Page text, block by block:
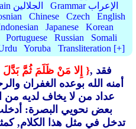
AlJalalain الجلالين
Grammar الإعراب
Chinese Czech
English
Japanese
Korean
Portuguese Russian
Somali
Yoruba Transliteration [+]
{ إِلا مَنْ ظَلَمَ ثُمَّ بَدَّلَ حُسْنًا بَعْدَ سُوءٍ }, فقد
أمنه الله بوعده الغفران
عداد من لا يخاف لديه من
بعض نحويي البصرة:
تدخل في مثل هذا الكلام,